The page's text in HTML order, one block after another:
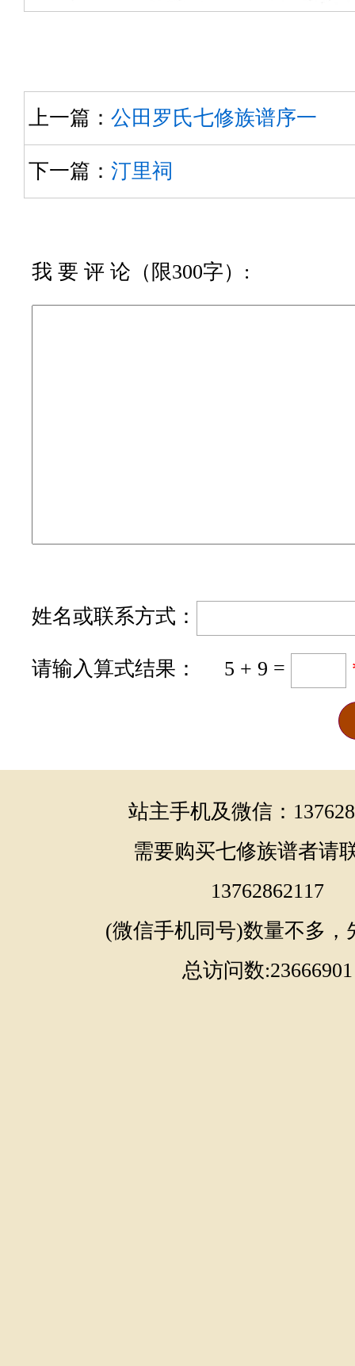
上一篇： 公田罗氏七修族谱序一
下一篇： 汀里祠
我 要 评 论（限300字）:
姓名或联系方式：
请输入算式结果： 5 + 9 =
站主手机及微信：
需要购买七修族谱者请
13762862117
(微信手机同号)数量不多，
总访问数:23666901